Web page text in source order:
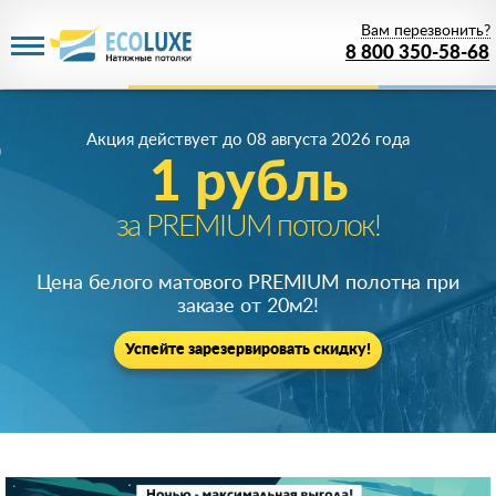
8 800 350-58-68
Вам перезвонить?
1 рубль
за PREMIUM потолок!
Акция действует до 08 августа 2026 года
Цена белого матового PREMIUM полотна при
заказе от 20м2!
Успейте зарезервировать скидку!